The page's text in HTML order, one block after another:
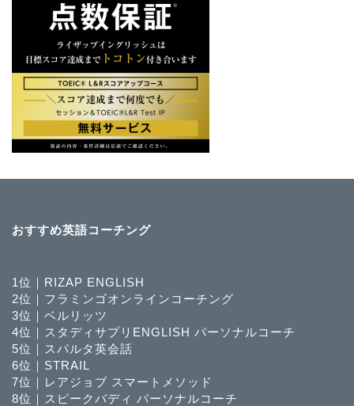
おすすめ英語コーチング
1位｜RIZAP ENGLISH
2位｜フラミンゴオンラインコーチング
3位｜ベルリッツ
4位｜スタディサプリENGLISH パーソナルコーチ
5位｜スパルタ英会話
6位｜STRAIL
7位｜レアジョブ スマートメソッド
8位｜スピークバディ パーソナルコーチ